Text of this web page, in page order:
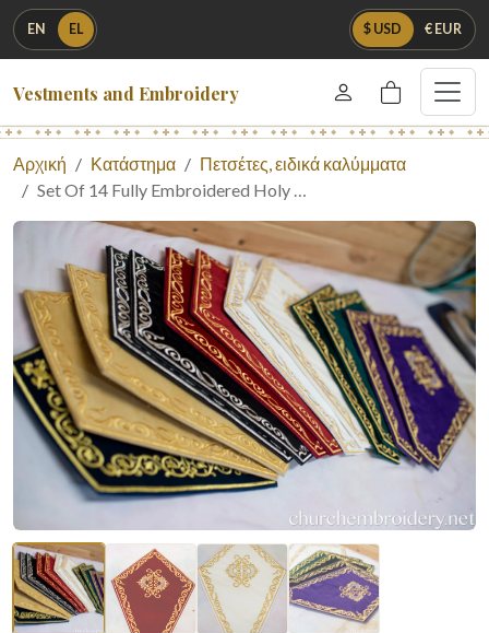
EN EL $ USD € EUR
Vestments and Embroidery
Αρχική Κατάστημα
Πετσέτες, ειδικά καλύμματα
Set Of 14 Fully Embroidered Holy …